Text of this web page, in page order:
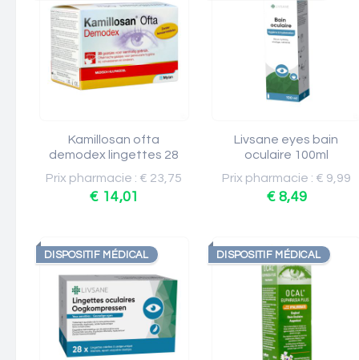
Kamillosan ofta
demodex lingettes 28
Prix pharmacie : € 23,75
€ 14,01
Livsane eyes bain
oculaire 100ml
Prix pharmacie : € 9,99
€ 8,49
DISPOSITIF MÉDICAL DISPOSITIF MÉDICAL